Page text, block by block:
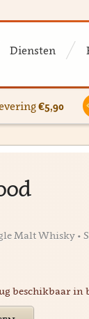
Diensten
€5,90
Malt Whisky •
beschikbaar in